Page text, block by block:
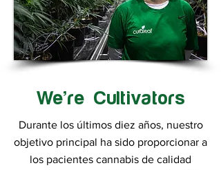
We’re Cultivators
Durante los últimos diez años, nuestro
objetivo principal ha sido proporcionar a
los pacientes cannabis de calidad